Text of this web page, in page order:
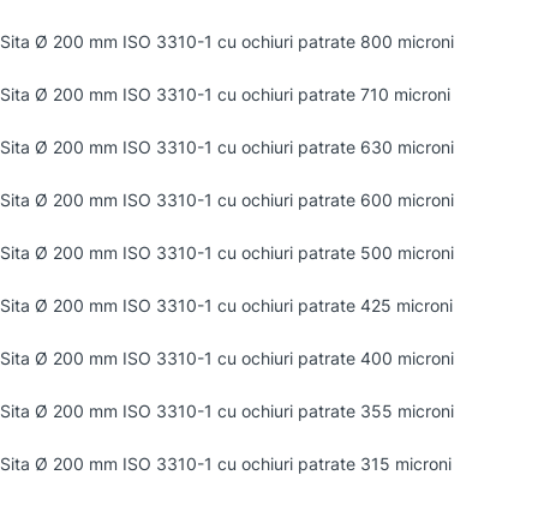
Sita Ø 200 mm ISO 3310-1 cu ochiuri patrate 800 microni
Sita Ø 200 mm ISO 3310-1 cu ochiuri patrate 710 microni
Sita Ø 200 mm ISO 3310-1 cu ochiuri patrate 630 microni
Sita Ø 200 mm ISO 3310-1 cu ochiuri patrate 600 microni
Sita Ø 200 mm ISO 3310-1 cu ochiuri patrate 500 microni
Sita Ø 200 mm ISO 3310-1 cu ochiuri patrate 425 microni
Sita Ø 200 mm ISO 3310-1 cu ochiuri patrate 400 microni
Sita Ø 200 mm ISO 3310-1 cu ochiuri patrate 355 microni
Sita Ø 200 mm ISO 3310-1 cu ochiuri patrate 315 microni